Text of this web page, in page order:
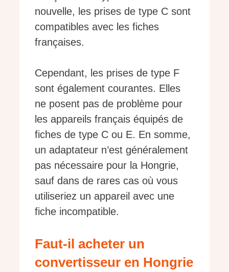
nouvelle, les prises de type C sont
compatibles avec les fiches
françaises.
Cependant, les prises de type F
sont également courantes. Elles
ne posent pas de problème pour
les appareils français équipés de
fiches de type C ou E. En somme,
un adaptateur n’est généralement
pas nécessaire pour la Hongrie,
sauf dans de rares cas où vous
utiliseriez un appareil avec une
fiche incompatible.
Faut-il acheter un
convertisseur en Hongrie